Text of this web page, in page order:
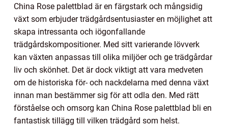
China Rose palettblad är en färgstark och mångsidig
växt som erbjuder trädgårdsentusiaster en möjlighet att
skapa intressanta och iögonfallande
trädgårdskompositioner. Med sitt varierande lövverk
kan växten anpassas till olika miljöer och ge trädgårdar
liv och skönhet. Det är dock viktigt att vara medveten
om de historiska för- och nackdelarna med denna växt
innan man bestämmer sig för att odla den. Med rätt
förståelse och omsorg kan China Rose palettblad bli en
fantastisk tillägg till vilken trädgård som helst.